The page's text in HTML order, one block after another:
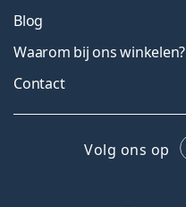
Blog
Waarom bij ons winkelen?
Contact
Volg ons op